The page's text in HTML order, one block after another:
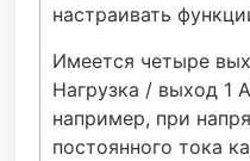
настраивать
Имеется четыре
Нагрузка / выход 1
например, при
постоянного тока